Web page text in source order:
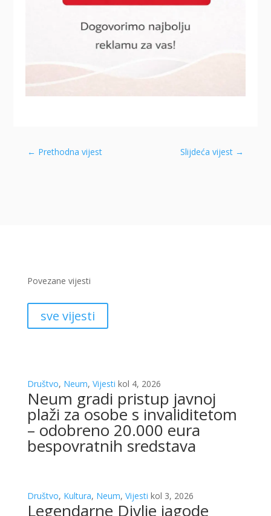
← Prethodna vijest Slijdeća vijest →
Povezane vijesti
sve vijesti
Društvo, Neum, Vijesti kol 4, 2026
Neum gradi pristup javnoj
plaži za osobe s invaliditetom
– odobreno 20.000 eura
bespovratnih sredstava
Društvo, Kultura, Neum, Vijesti kol 3, 2026
Legendarne Divlje jagode